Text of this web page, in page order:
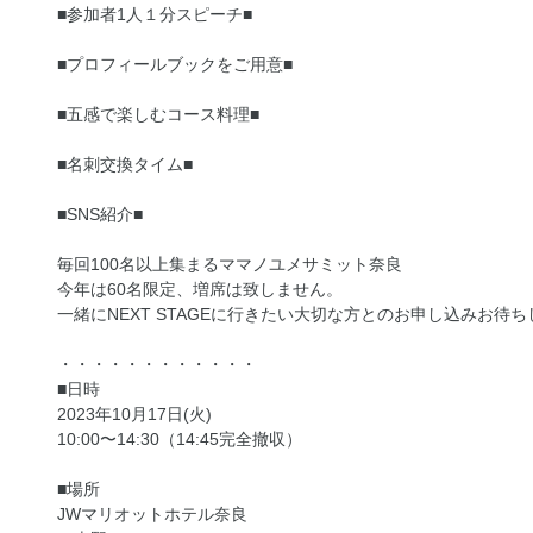
■参加者1人１分スピーチ■
■プロフィールブックをご用意■
■五感で楽しむコース料理■
■名刺交換タイム■
■SNS紹介■
毎回100名以上集まるママノユメサミット奈良
今年は60名限定、増席は致しません。
一緒にNEXT STAGEに行きたい大切な方とのお申し込みお待ち
・・・・・・・・・・・・
■日時
2023年10月17日(火)
10:00〜14:30（14:45完全撤収）
■場所
JWマリオットホテル奈良